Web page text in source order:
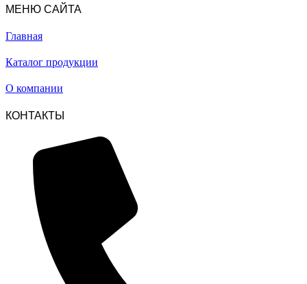
МЕНЮ САЙТА
Главная
Каталог продукции
О компании
КОНТАКТЫ